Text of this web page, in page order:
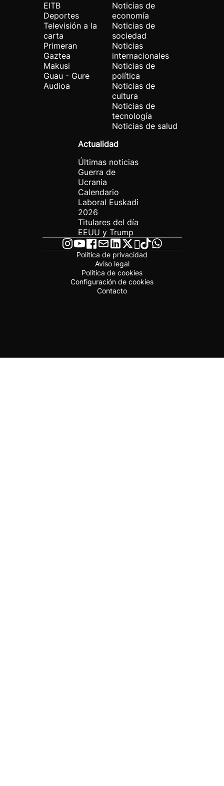
EITB
Deportes
Televisión a la
carta
Primeran
Gaztea
Makusi
Guau - Gure
Audioa
Noticias de
economía
Noticias de
sociedad
Noticias
internacionales
Noticias de
política
Noticias de
cultura
Noticias de
tecnología
Noticias de salud
Actualidad
Últimas noticias
Guerra de
Ucrania
Calendario
Laboral Euskadi
2026
Titulares del día
EEUU y Trump
Política de privacidad
Aviso legal
Política de cookies
Configuración de cookies
Contacto